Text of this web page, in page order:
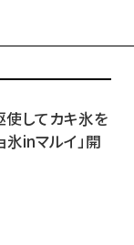
使してカキ氷を
氷inマルイ」開